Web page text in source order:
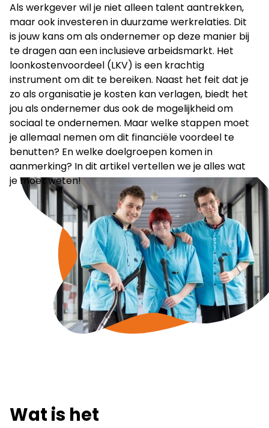
Als werkgever wil je niet alleen talent aantrekken,
maar ook investeren in duurzame werkrelaties. Dit
is jouw kans om als ondernemer op deze manier bij
te dragen aan een inclusieve arbeidsmarkt. Het
loonkostenvoordeel (LKV) is een krachtig
instrument om dit te bereiken. Naast het feit dat je
zo als organisatie je kosten kan verlagen, biedt het
jou als ondernemer dus ook de mogelijkheid om
sociaal te ondernemen. Maar welke stappen moet
je allemaal nemen om dit financiële voordeel te
benutten? En welke doelgroepen komen in
aanmerking? In dit artikel vertellen we je alles wat
je moet weten!
Wat is het